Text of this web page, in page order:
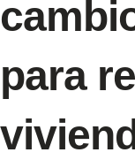
para